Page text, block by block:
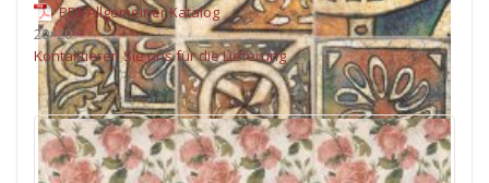
PDF Allgemeiner Katalog
20×20
Kontaktieren Sie uns für die Lieferung